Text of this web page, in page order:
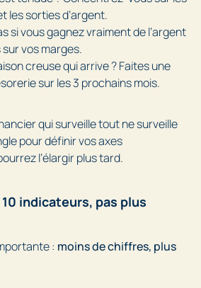
les sorties d’argent.
si vous gagnez vraiment de l’argent
vos marges.
creuse qui arrive ? Faites une
sur les 3 prochains mois.
qui surveille tout ne surveille
pour définir vos axes
l’élargir plus tard.
indicateurs, pas plus
: moins de chiffres, plus